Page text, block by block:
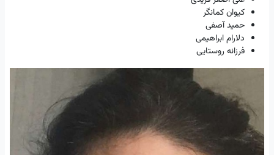
کیوان کمانگر
حمید آصفی
دلارام ابراهیمی
فرزانه روستایی